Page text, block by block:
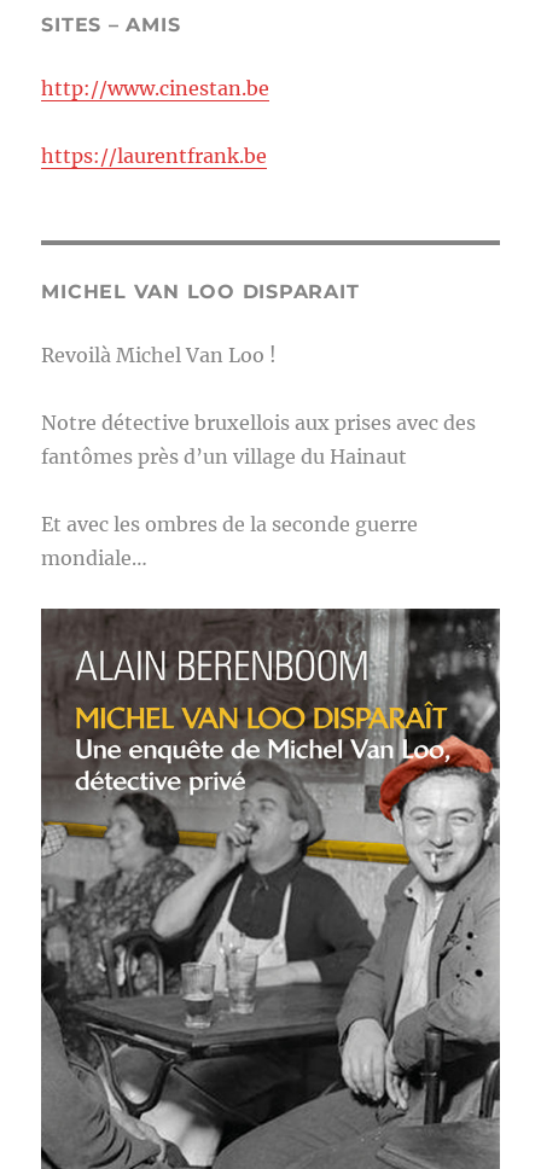
SITES – AMIS
http://www.cinestan.be
https://laurentfrank.be
MICHEL VAN LOO DISPARAIT
Revoilà Michel Van Loo !
Notre détective bruxellois aux prises avec des
fantômes près d’un village du Hainaut
Et avec les ombres de la seconde guerre
mondiale…